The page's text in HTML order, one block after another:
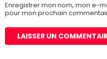
Enregistrer mon nom, mon e-
pour mon prochain